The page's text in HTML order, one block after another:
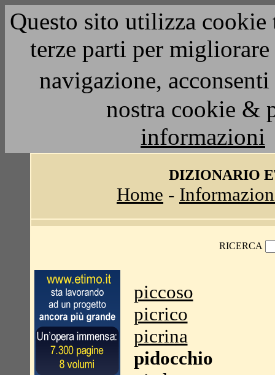
Questo sito utilizza
terze parti per
navigazione,
nostra cookie &
informazioni
DIZIONARIO
Home -
RICERCA
piccoso
picrico
picrina
pidocchio